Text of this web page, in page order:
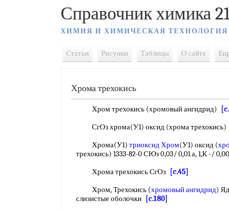
Справочник химика
ХИМИЯ И ХИМИЧЕСКАЯ ТЕХНОЛОГИЯ
Статьи Рисунки Таблицы О сайте
Хрома трехокись
Хром трехокись (хромовый ангидрид)
СгОз хрома(У1) оксид (хрома трехокись)
Хрома(У1) триоксид Хром(У1) оксид (
трехокись) 1333-82-0 СЮз 0,03/ 0,01 а, 1,К -/
Хрома трехокись СгОз
[c.45]
Хром, Трехокись (хромовый ангидрид)
слизистые оболочки
[c.180]